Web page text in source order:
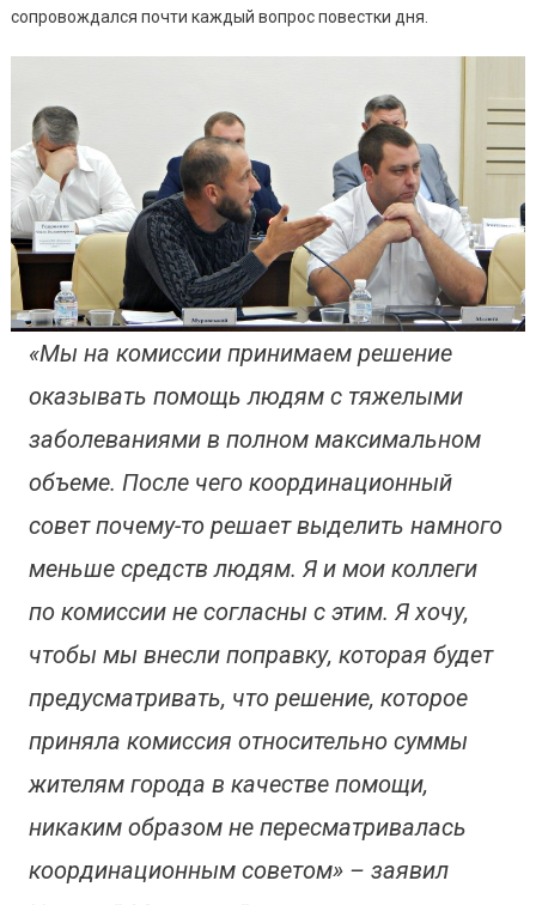
сопровождался почти каждый вопрос повестки дня.
«Мы на комиссии принимаем решение
оказывать помощь людям с тяжелыми
заболеваниями в полном максимальном
объеме. После чего координационный
совет почему-то решает выделить намного
меньше средств людям. Я и мои коллеги
по комиссии не согласны с этим. Я хочу,
чтобы мы внесли поправку, которая будет
предусматривать, что решение, которое
приняла комиссия относительно суммы
жителям города в качестве помощи,
никаким образом не пересматривалась
координационным советом» – заявил